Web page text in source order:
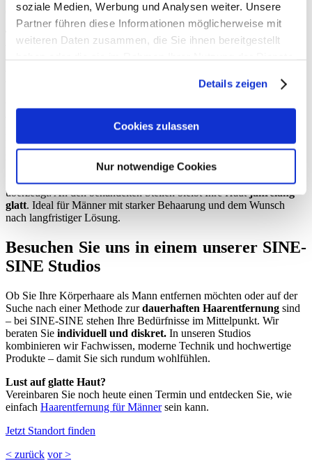
soziale Medien, Werbung und Analysen weiter. Unsere
Partner führen diese Informationen möglicherweise mit
weiteren Daten zusammen, die Sie ihnen bereitgestellt
Details zeigen
Cookies zulassen
Nur notwendige Cookies
ein langanhaltendes, angenehmes Hautgefühl.
: In unserer Checkliste zur Haarentfernung
finden Sie alle
wichtigen Hinweise zur Vorbereitung undNachpflege.
Methode 3: Dauerhafte Haarentfernung
Wer dauerhaft glatte Haut möchte, setzt auf moderne Technologien
veröden die Haarwurzelmithilfe von
Lichtimpulsen – nahezuschmerzfreiund besonders effektiv bei
Zwar sind mehrere Sitzungen erforderlich, doch das Ergebnis
überzeugt: An den behandelten Stellen bleibt Ihre Hautjahrelang
glatt. Ideal für Männer mit starker Behaarung und dem Wunsch
nach langfristiger Lösung.
Besuchen Sie uns in einem unserer SINE-
SINE Studios
Ob Sie Ihre Körperhaare als Mann entfernen möchten oder auf der
Suche nach einer Methode zurdauerhaften Haarentfernung sind
– bei SINE-SINE stehen Ihre Bedürfnisse im Mittelpunkt. Wir
beraten Sie individuell und diskret. In unseren Studios
kombinieren wir Fachwissen, moderne Technik und hochwertige
Produkte – damit Sie sich rundum wohlfühlen.
Lust auf glatte Haut?
Vereinbaren Sie noch heute einen Termin und entdecken Sie, wie
einfach Haarentfernung für Männersein kann.
Jetzt Standort finden
< zurück vor >